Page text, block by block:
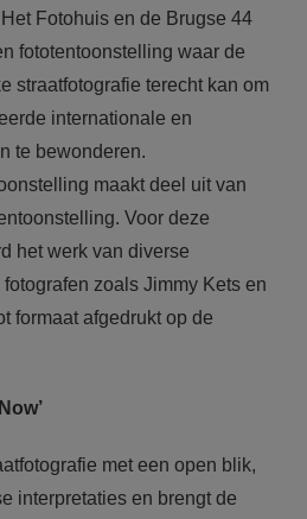
Fotohuis en de Brugse 44
fototentoonstelling waar de
straatfotografie terecht kan om
internationale en
te bewonderen.
maakt deel uit van
Voor deze
het werk van diverse
zoals Jimmy Kets en
formaat afgedrukt op de
met een open blik,
interpretaties en brengt de